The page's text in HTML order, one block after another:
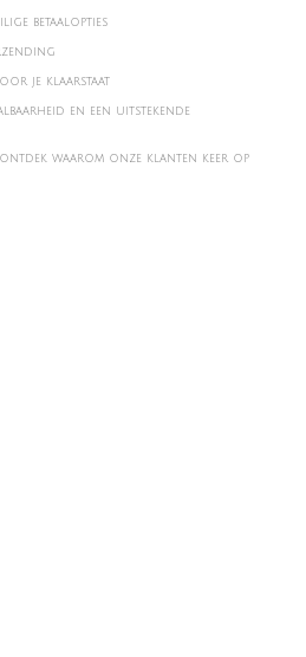
betaalopties
je klaarstaat
en een uitstekende
waarom onze klanten keer op